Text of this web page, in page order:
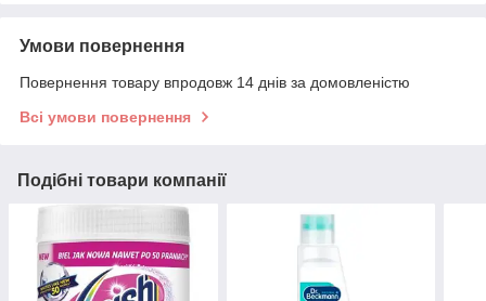
Умови повернення
Повернення товару впродовж 14 днів за домовленістю
Всі умови повернення
Подібні товари компанії